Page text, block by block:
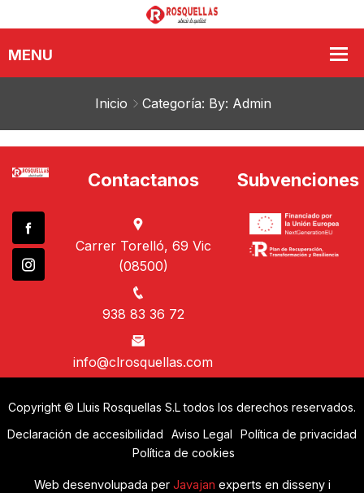
Inicio Categoría: By: Admin
Contactanos
Carrer Torelló, 69 Vic
(08500)
938 83 36 72
info@clrosquellas.com
Subvenciones
Copyright © Lluis Rosquellas S.L todos los derechos reservados.
Declaración de accesibilidad
Aviso Legal
Política de privacidad
Política de cookies
Web desenvolupada perJavajan experts en disseny i